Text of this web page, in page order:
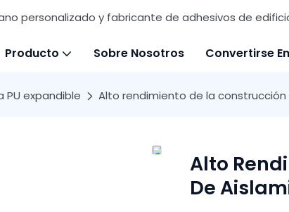
personalizado y fabricante de adhesivos de
Producto Sobre Nosotros Convertirse
PU expandible Alto rendimiento de la
Alto
De